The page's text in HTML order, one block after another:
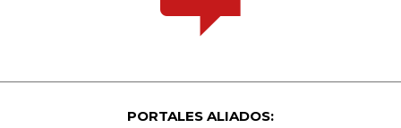
PORTALES ALIADOS: